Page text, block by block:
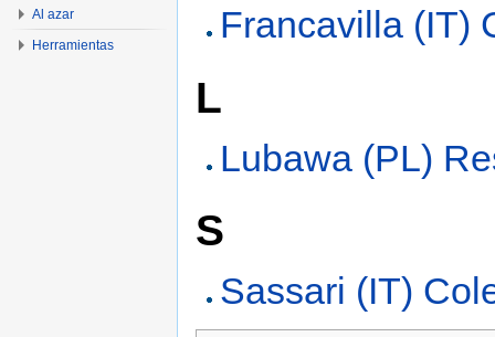
Francavilla (IT)
L
Lubawa (PL)
S
Sassari (IT)
Al azar
Herramientas